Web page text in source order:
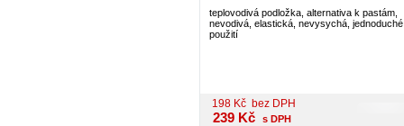
teplovodivá podložka, alternativa k pastám,
nevodivá, elastická, nevysychá, jednoduché
použití
198 Kč bez DPH
239 Kč s DPH